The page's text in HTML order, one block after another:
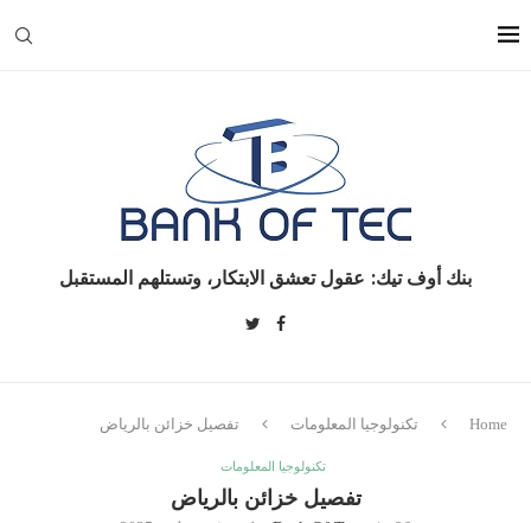
بنك أوف تيك: عقول تعشق الابتكار، وتستلهم المستقبل
Home تكنولوجيا المعلومات تفصيل خزائن بالرياض
تكنولوجيا المعلومات
تفصيل خزائن بالرياض